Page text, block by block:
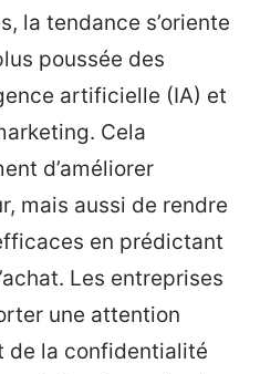
la tendance s’oriente
poussée des
artificielle (IA) et
Cela
d’améliorer
mais aussi de rendre
en prédictant
Les entreprises
une attention
de la confidentialité